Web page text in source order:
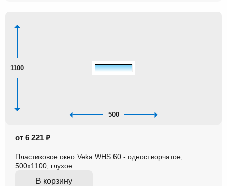
1100
500
от 6 221 ₽
Пластиковое окно Veka WHS 60 - одностворчатое,
500x1100, глухое
В корзину